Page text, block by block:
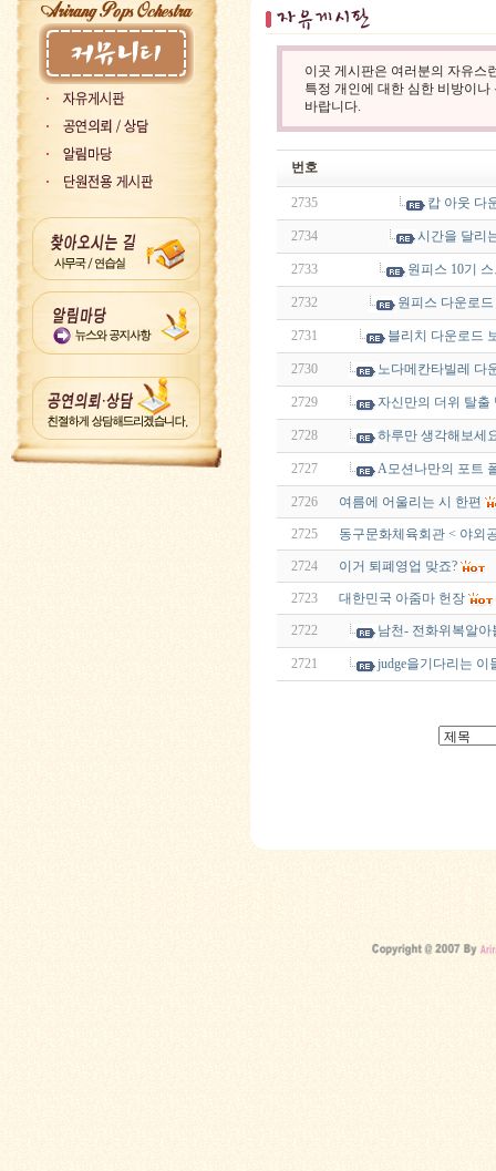
이곳 게시판은 여러분의 자유스
특정 개인에 대한 심한 비방이
바랍니다.
번호
2735 캅 아웃 다
2734 시간을 달리
2733 원피스 10기
2732 원피스 다운로
2731 블리치 다운로드
2730 노다메칸타빌레
2729 자신만의 더위 탈출
2728 하루만 생각해보세
2727 A모션나만의 포트
2726 여름에 어울리는 시 한편
2725 동구문화체육회관 < 야외
2724 이거 퇴폐영업 맞죠?
2723 대한민국 아줌마 헌장
2722 남천- 전화위복알
2721 judge을기다리는 이